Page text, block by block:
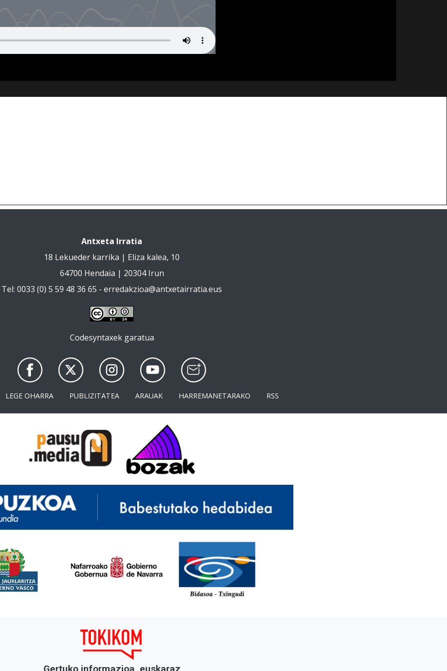
Antxeta Irratia
18 Lekueder karrika | Eliza kalea, 10
64700 Hendaia | 20304 Irun
Tel: 0033 (0) 5 59 48 36 65 - erredakzioa@antxetairratia.eus
Codesyntaxek garatua
LEGE OHARRA PUBLIZITATEA ARAUAK HARREMANETARAKO RSS
Gertuko informazioa, euskaraz